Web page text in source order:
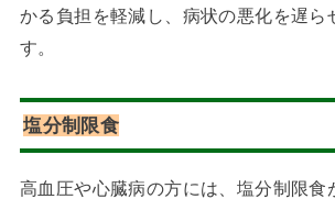
かる負担を軽減し、病状の悪化を遅ら
す。
塩分制限食
高血圧や心臓病の方には、塩分制限食